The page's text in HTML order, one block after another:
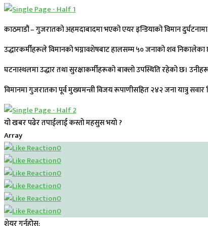
काठमाडौं – गुजरातको अहमदाबादमा भएको एयर इन्डियाको विमान
उद्धारकर्मीहरूले विमानको भग्नावशेषबाट हालसम्म ५० जनाको शव
घटनास्थलमा उद्धार तथा सुरक्षाकर्मीहरूको बाक्लो उपस्थिति रहेको छ।
विमानमा गुजरातका पूर्व मुख्यमन्त्री विजय रूपाणीसहित २४२ जना यात्रु
यो खबर पढेर तपाईलाई कस्तो महसुस भयो ?
Array
0
0
0
0
0
0